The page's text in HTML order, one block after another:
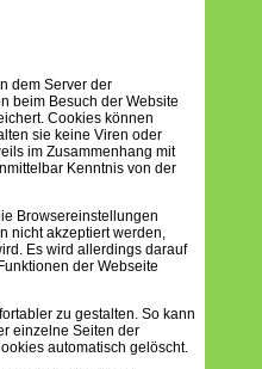
dem Server der
beim Besuch der Website
Cookies können
sie keine Viren oder
im Zusammenhang mit
Kenntnis von der
Browsereinstellungen
nicht akzeptiert werden,
Es wird allerdings darauf
der Webseite
zu gestalten. So kann
einzelne Seiten der
automatisch gelöscht.